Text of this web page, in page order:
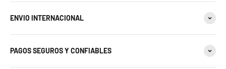
29 estándar
ENVIO INTERNACIONAL
PAGOS SEGUROS Y CONFIABLES